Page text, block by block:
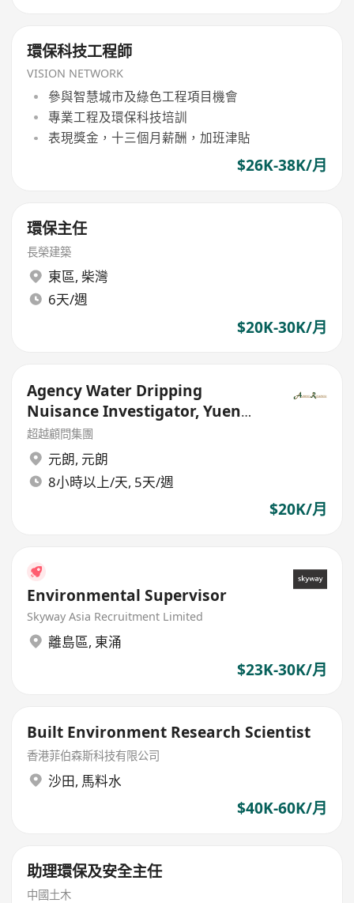
環保科技工程師
VISION NETWORK
參與智慧城市及綠色工程項目機會
專業工程及環保科技培訓
表現獎金，十三個月薪酬，加班津貼
$26K-38K/月
環保主任
長榮建築
東區, 柴灣
6天/週
$20K-30K/月
Agency Water Dripping
Nuisance Investigator, Yuen
Long - Government Outsourced
超越顧問集團
元朗, 元朗
8小時以上/天, 5天/週
$20K/月
Environmental Supervisor
Skyway Asia Recruitment Limited
離島區, 東涌
$23K-30K/月
Built Environment Research Scientist
香港菲伯森斯科技有限公司
沙田, 馬料水
$40K-60K/月
助理環保及安全主任
中國土木